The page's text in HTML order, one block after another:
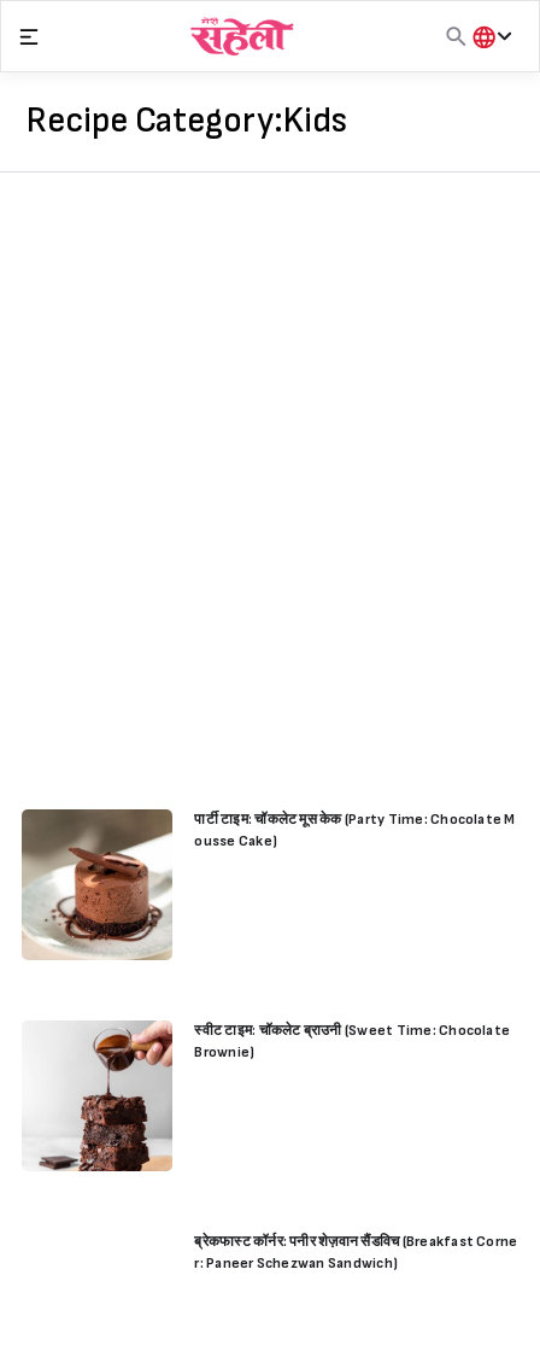
content
हिंदी
Recipe Category:Kids
पार्टी टाइम: चॉकलेट मूस केक (Party Time: Chocolate M
ousse Cake)
स्वीट टाइम: चॉकलेट ब्राउनी (Sweet Time: Chocolate
Brownie)
ब्रेकफास्ट कॉर्नर: पनीर शेज़वान सैंडविच (Breakfast Corne
r: Paneer Schezwan Sandwich)